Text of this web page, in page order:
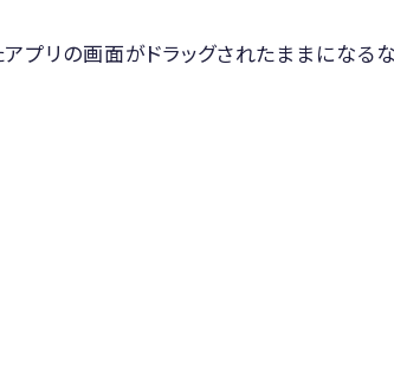
プリの画面がドラッグされたままになる